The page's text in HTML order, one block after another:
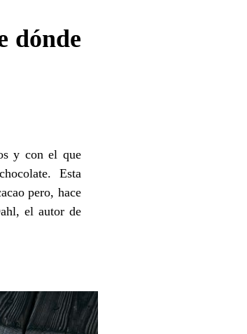
dónde
y con el que
Esta
pero, hace
el autor de